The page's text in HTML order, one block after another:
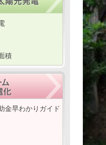
積
金早わかりガイド